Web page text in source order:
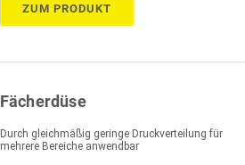
ZUM PRODUKT
Fächerdüse
Durch gleichmäßig geringe Druckverteilung für
mehrere Bereiche anwendbar